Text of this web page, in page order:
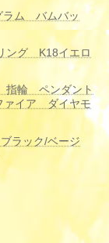
ラム バムバッ
ング K18イエロ
輪 ペンダント
ァイア ダイヤモ
ラック/ベージ